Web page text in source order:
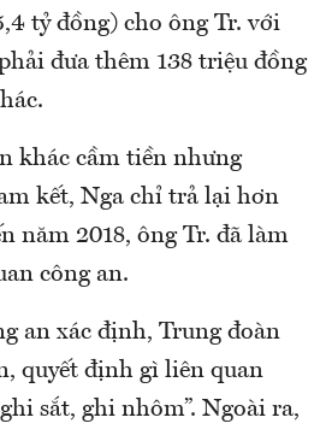
tỷ đồng) cho ông Tr. với
đưa thêm 138 triệu đồng
khác cầm tiền nhưng
kết, Nga chỉ trả lại hơn
năm 2018, ông Tr. đã làm
công an.
an xác định, Trung đoàn
quyết định gì liên quan
sắt, ghi nhôm”. Ngoài ra,